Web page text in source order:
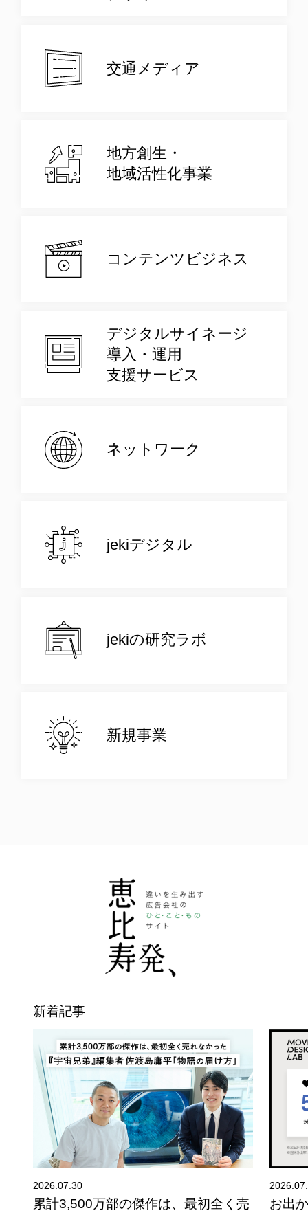
交通メディア
地方創生・
地域活性化事業
コンテンツビジネス
デジタルサイネージ
導入・運用
支援サービス
ネットワーク
jekiデジタル
jekiの研究ラボ
新規事業
新着記事
2026.07.30
累計3,500万部の傑作は、最初全く売
お出